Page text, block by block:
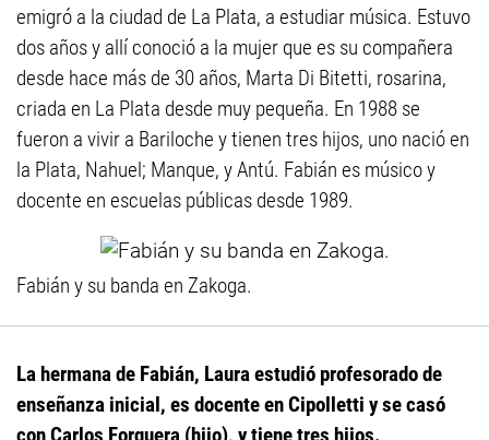
emigró a la ciudad de La Plata, a estudiar música. Estuvo
dos años y allí conoció a la mujer que es su compañera
desde hace más de 30 años, Marta Di Bitetti, rosarina,
criada en La Plata desde muy pequeña. En 1988 se
fueron a vivir a Bariloche y tienen tres hijos, uno nació en
la Plata, Nahuel; Manque, y Antú. Fabián es músico y
docente en escuelas públicas desde 1989.
Fabián y su banda en Zakoga.
La hermana de Fabián, Laura estudió profesorado de
enseñanza inicial, es docente en Cipolletti y se casó